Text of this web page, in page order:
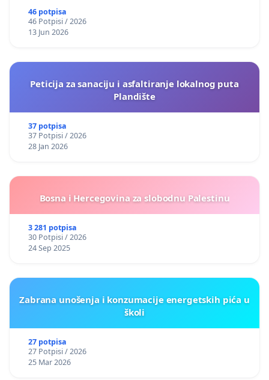
46 potpisa
46 Potpisi / 2026
13 Jun 2026
Peticija za sanaciju i asfaltiranje lokalnog puta
Plandište
37 potpisa
37 Potpisi / 2026
28 Jan 2026
Bosna i Hercegovina za slobodnu Palestinu
3 281 potpisa
30 Potpisi / 2026
24 Sep 2025
Zabrana unošenja i konzumacije energetskih pića u
školi
27 potpisa
27 Potpisi / 2026
25 Mar 2026